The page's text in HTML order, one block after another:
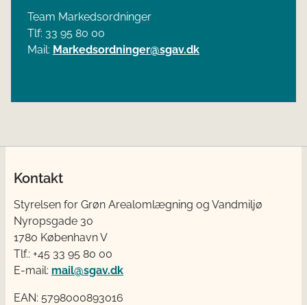
Team Markedsordninger
Tlf: 33 95 80 00
Mail: Markedsordninger@sgav.dk
Kontakt
Styrelsen for Grøn Arealomlægning og Vandmiljø
Nyropsgade 30
1780 København V
Tlf.: +45 33 95 80 00
E-mail: mail@sgav.dk
EAN: 5798000893016